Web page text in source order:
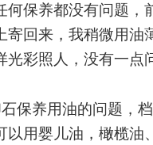
何保养都没有问题
寄回来，我稍微用
光彩照人，没有一点
保养用油的问题，
以用婴儿油，橄榄油